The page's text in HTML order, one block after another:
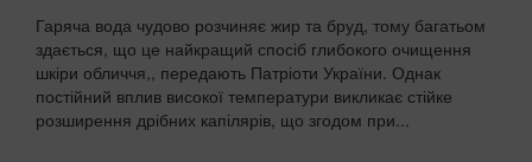
Гаряча вода чудово розчиняє жир та бруд, тому багатьом
здається, що це найкращий спосіб глибокого очищення
шкіри обличчя,, передають Патріоти України. Однак
постійний вплив високої температури викликає стійке
розширення дрібних капілярів, що згодом при...